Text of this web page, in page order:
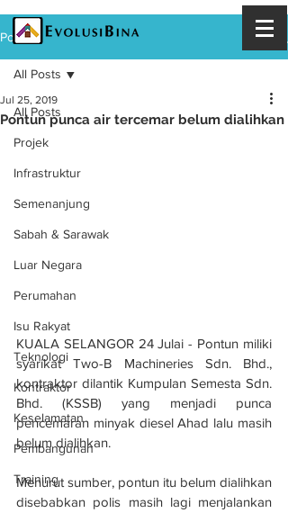
Post
All Posts
Projek
Infrastruktur
Semenanjung
Sabah & Sarawak
Luar Negara
Perumahan
Isu Rakyat
Teknologi
Kontraktor
Keselamatan
Pembangunan
Training
All Posts
Pontun punca air tercemar belum dialihkan
Jul 25, 2019
KUALA SELANGOR 24 Julai - Pontun miliki
syarikat Two-B Machineries Sdn. Bhd.,
kontraktor dilantik Kumpulan Semesta Sdn.
Bhd. (KSSB) yang menjadi punca
pencemaran minyak diesel Ahad lalu masih
belum dialihkan.
Menurut sumber, pontun itu belum dialihkan
disebabkan polis masih lagi menjalankan